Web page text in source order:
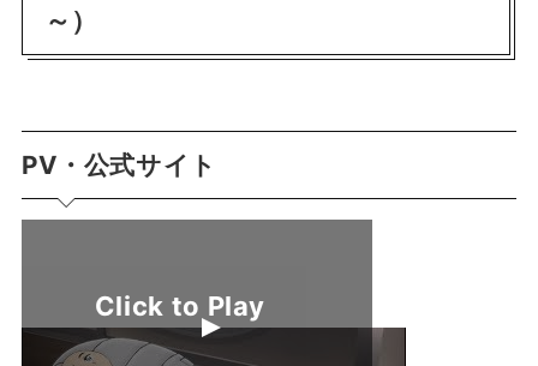
～）
PV・公式サイト